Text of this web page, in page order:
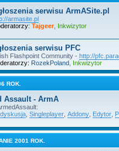
serwisu ArmASite.pl
armasite.pl
Tajgeer, Inkwizytor
serwisu PFC
Flashpoint Community - http://
RozekPoland Inkwizytor
ROK.
Assault - ArmA
Singleplayer Addony Edytor
2001 ROK.